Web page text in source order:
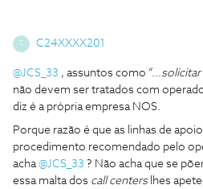
C C24XXXX201
@JCS_33 , assuntos como “...
não devem ser tratados com
diz é a própria empresa NOS.
Porque razão é que as linhas de
procedimento recomendado pelo
acha @JCS_33 ? Não acha que se
essa malta dos call centerslhes